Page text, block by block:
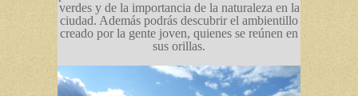
verdes y de la importancia de la naturaleza en la
ciudad. Además podrás descubrir el ambientillo
creado por la gente joven, quienes se reúnen en
sus orillas.